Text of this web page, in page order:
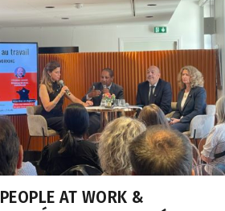
PEOPLE AT WORK &